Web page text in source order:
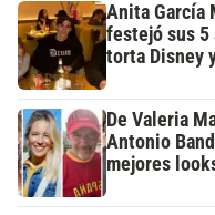
Anita García
festejó sus 5
torta Disney
De Valeria
Antonio
mejores